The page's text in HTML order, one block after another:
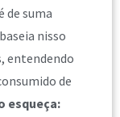
de suma
nisso
entendendo
de
esqueça: